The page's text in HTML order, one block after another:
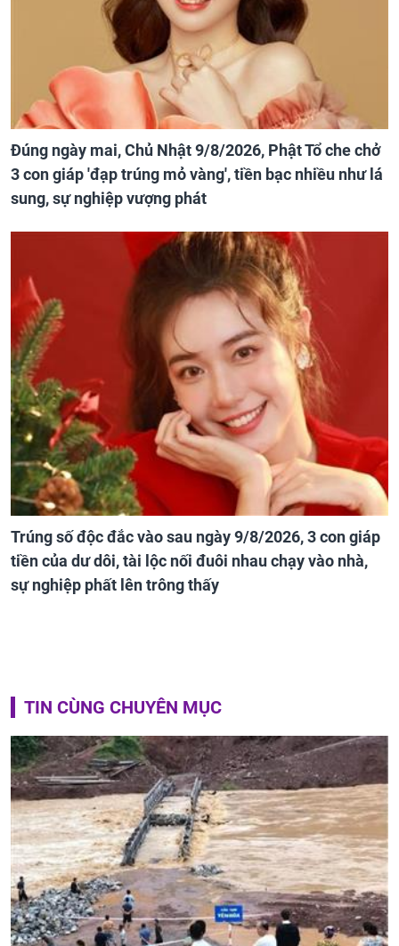
Đúng ngày mai, Chủ Nhật 9/8/2026, Phật Tổ che chở
3 con giáp 'đạp trúng mỏ vàng', tiền bạc nhiều như lá
sung, sự nghiệp vượng phát
Trúng số độc đắc vào sau ngày 9/8/2026, 3 con giáp
tiền của dư dôi, tài lộc nối đuôi nhau chạy vào nhà,
sự nghiệp phất lên trông thấy
TIN CÙNG CHUYÊN MỤC